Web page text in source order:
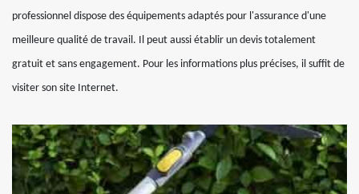
professionnel dispose des équipements adaptés pour l'assurance d'une
meilleure qualité de travail. Il peut aussi établir un devis totalement
gratuit et sans engagement. Pour les informations plus précises, il suffit de
visiter son site Internet.